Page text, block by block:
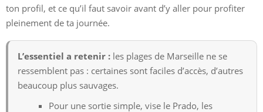
ton profil, et ce qu’il faut savoir avant d’y aller pour profiter
pleinement de ta journée.
L’essentiel a retenir : les plages de Marseille ne se
ressemblent pas : certaines sont faciles d’accès, d’autres
beaucoup plus sauvages.
Pour une sortie simple, vise le Prado, les